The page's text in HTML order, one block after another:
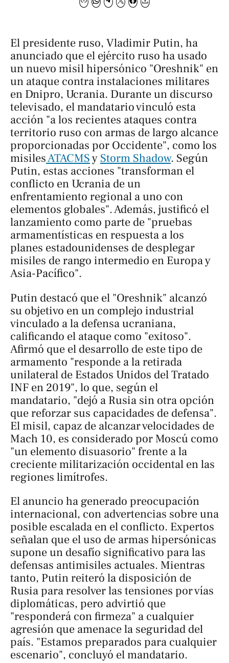
El presidente ruso, Vladimir Putin, ha
anunciado que el ejército ruso ha usado
un nuevo misil hipersónico "Oreshnik" en
un ataque contra instalaciones militares
en Dnipro, Ucrania. Durante un discurso
televisado, el mandatario vinculó esta
acción "a los recientes ataques contra
territorio ruso con armas de largo alcance
proporcionadas por Occidente", como los
misilesATACMSy Storm Shadow. Según
Putin, estas acciones "transforman el
conflicto en Ucrania de un
enfrentamiento regional a uno con
elementos globales". Además, justificó el
lanzamiento como parte de "pruebas
armamentísticas en respuesta a los
planes estadounidenses de desplegar
misiles de rango intermedio en Europa y
Asia-Pacífico".
Putin destacó que el "Oreshnik" alcanzó
su objetivo en un complejo industrial
vinculado a la defensa ucraniana,
calificando el ataque como "exitoso".
Afirmó que el desarrollo de este tipo de
armamento "responde a la retirada
unilateral de Estados Unidos del Tratado
INF en 2019", lo que, según el
mandatario, "dejó a Rusia sin otra opción
que reforzar sus capacidades de defensa".
El misil, capaz de alcanzar velocidades de
Mach 10, es considerado por Moscú como
"un elemento disuasorio" frente a la
creciente militarización occidental en las
regiones limítrofes.
El anuncio ha generado preocupación
internacional, con advertencias sobre una
posible escalada en el conflicto. Expertos
señalan que el uso de armas hipersónicas
supone un desafío significativo para las
defensas antimisiles actuales. Mientras
tanto, Putin reiteró la disposición de
Rusia para resolver las tensiones por vías
diplomáticas, pero advirtió que
"responderá con firmeza" a cualquier
agresión que amenace la seguridad del
país. "Estamos preparados para cualquier
escenario", concluyó el mandatario.